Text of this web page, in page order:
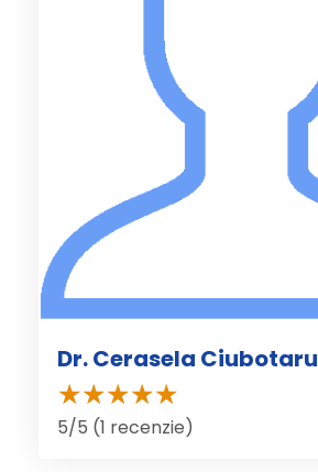
Dr. Cerasela Ciubotaru
5/5 (1 recenzie)